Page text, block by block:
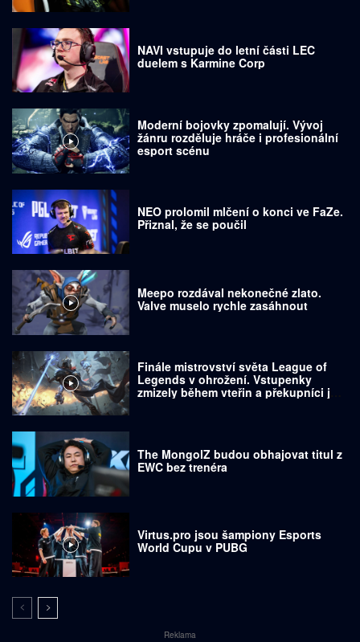
NAVI vstupuje do letní části LEC
duelem s Karmine Corp
Moderní bojovky zpomalují. Vývoj
žánru rozděluje hráče i profesionální
esport scénu
NEO prolomil mlčení o konci ve FaZe.
Přiznal, že se poučil
Meepo rozdával nekonečné zlato.
Valve muselo rychle zasáhnout
Finále mistrovství světa League of
Legends v ohrožení. Vstupenky
zmizely během vteřin a překupníci je
The MongolZ budou obhajovat titul z
EWC bez trenéra
Virtus.pro jsou šampiony Esports
World Cupu v PUBG
Reklama